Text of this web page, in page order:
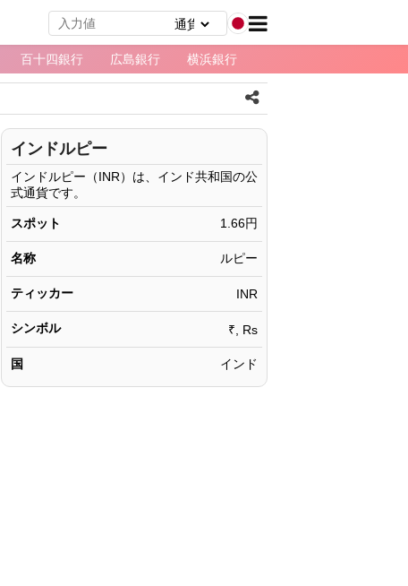
百十四銀行 広島銀行 横浜銀行
インドルピー
インドルピー（INR）は、インド共和国の公
式通貨です。
スポット 1.66円
名称 ルピー
ティッカー INR
シンボル ₹, Rs
国 インド